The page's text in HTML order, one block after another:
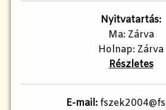
Nyitvatartás:
Ma: Zárva
Holnap: Zárva
Részletes
E-mail: